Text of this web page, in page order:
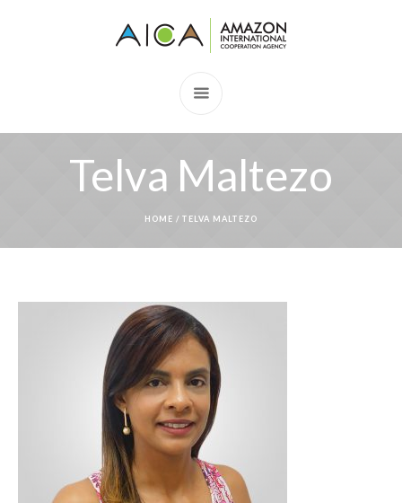
Telva Maltezo
HOME / TELVA MALTEZO